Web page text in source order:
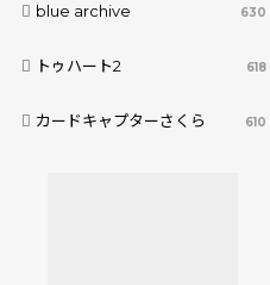
blue archive 630
トゥハート2 618
カードキャプターさくら 610